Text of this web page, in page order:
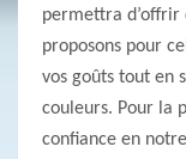
permettra d’offrir
proposons pour
vos goûts tout en
couleurs. Pour la
confiance en